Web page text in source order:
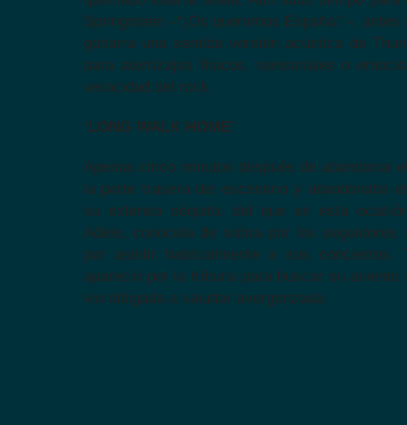
Springsteen –“¡Os queremos España!”–,
guitarra una sentida versión acústica de
para aterrizajes físicos, sensoriales o
veracidad del rock.
‘LONG WALK HOME’
Apenas cinco minutos después de abandonar
la parte trasera del escenario y abandonaba
su extenso séquito, del que en esta
Adele, conocida de sobra por los seguidores
por asistir habitualmente a sus conciertos.
apareció por la tribuna para buscar su
vio obligada a saludar avergonzada.